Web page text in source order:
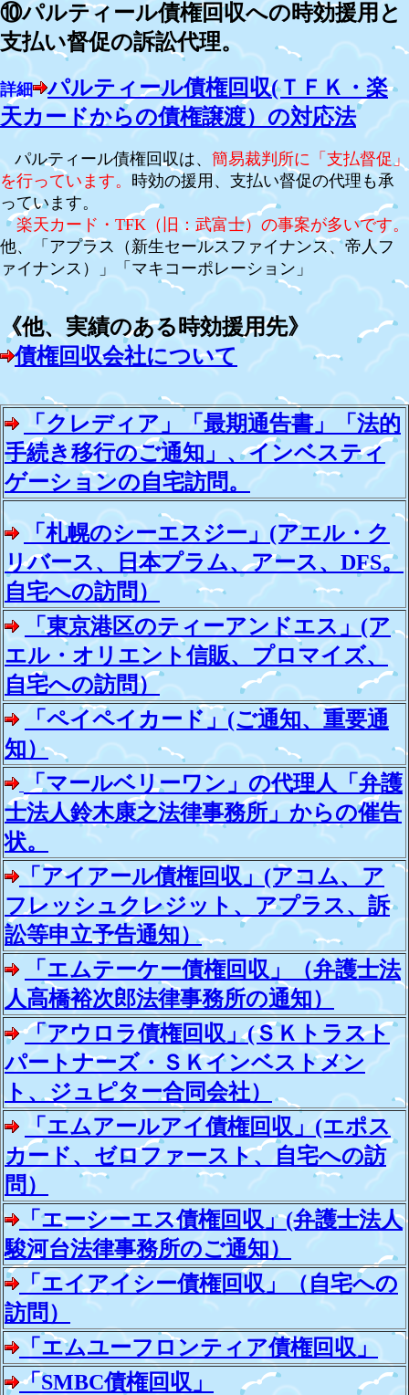
⑩パルティール債権回収への時効援用と
支払い督促の訴訟代理。
詳細
パルティール債権回収(ＴＦＫ・楽
天カードからの債権譲渡）の対応法
パルティール債権回収は、 簡易裁判所に「支払督促」
を行っています。 時効の援用、支払い督促の代理も承
っています。
楽天カード・TFK（旧：武富士）の事案が多いです。
他、
「アプラス（新生セールスファイナンス、帝人フ
ァイナンス）」
「マキコーポレーション」
《他、実績のある時効援用先》
債権回収会社について
「クレディア」「最期通告書」「法的
手続き移行のご通知」、インベスティ
ゲーションの自宅訪問。
「札幌のシーエスジー」(アエル・ク
リバース、日本プラム、アース、DFS。
自宅への訪問）
「東京港区のティーアンドエス」(ア
エル・オリエント信販、プロマイズ、
自宅への訪問）
「ペイペイカード」(ご通知、重要通
知）
「マールベリーワン」の代理人「弁護
士法人鈴木康之法律事務所」からの催告
状。
「アイアール債権回収」(アコム、ア
フレッシュクレジット、アプラス、訴
訟等申立予告通知）
「エムテーケー債権回収」（弁護士法
人高橋裕次郎法律事務所の通知）
「アウロラ債権回収」(ＳＫトラスト
パートナーズ・ＳＫインベストメン
ト、ジュピター合同会社）
「エムアールアイ債権回収」(エポス
カード、ゼロファースト、自宅への訪
問）
「エーシーエス債権回収」(弁護士法人
駿河台法律事務所のご通知）
「エイアイシー債権回収」（自宅への
訪問）
「エムユーフロンティア債権回収」
「SMBC債権回収」